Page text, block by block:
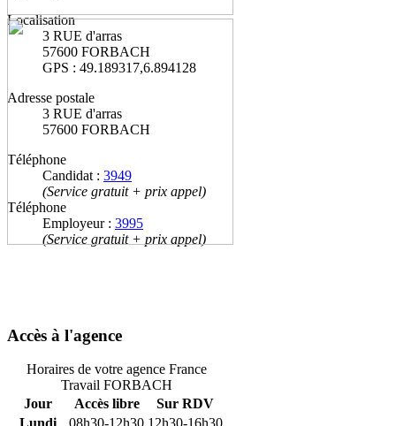
Localisation
3 RUE d'arras
57600 FORBACH
GPS : 49.189317,6.894128
Adresse postale
3 RUE d'arras
57600 FORBACH
Téléphone
Candidat : 3949
(Service gratuit + prix appel)
Téléphone
Employeur : 3995
(Service gratuit + prix appel)
Accès à l'agence
Horaires de votre agence France
Travail FORBACH
Jour
Accès libre
Sur RDV